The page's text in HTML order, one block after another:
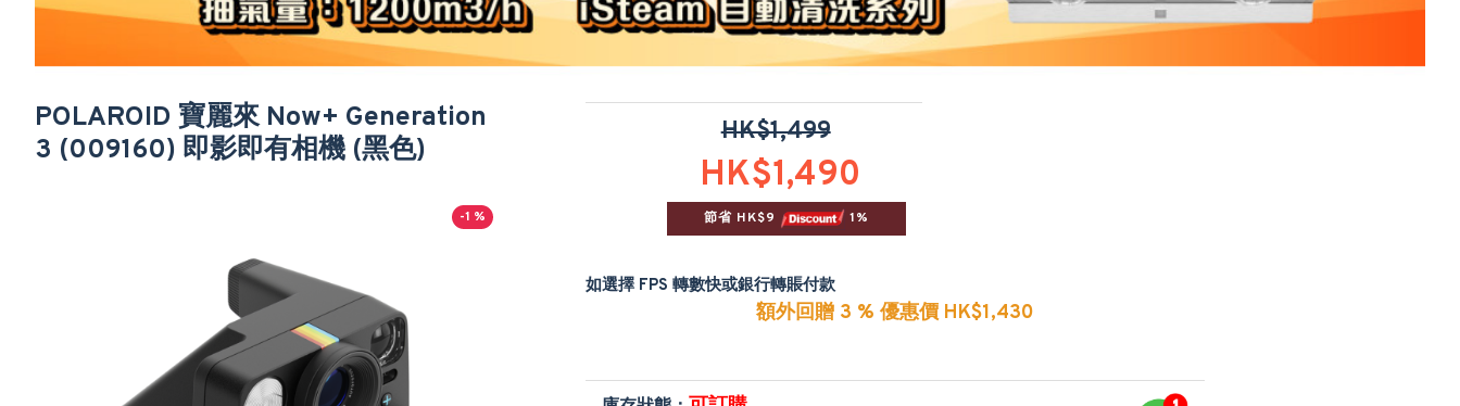
POLAROID 寶麗來 Now+ Generation
3 (009160) 即影即有相機 (黑色)
-1 %
HK$1,490
HK$1,499
節省 HK$9 1%
如選擇 FPS 轉數快或銀行轉賬付款
額外回贈 3 % 優惠價 HK$1,430